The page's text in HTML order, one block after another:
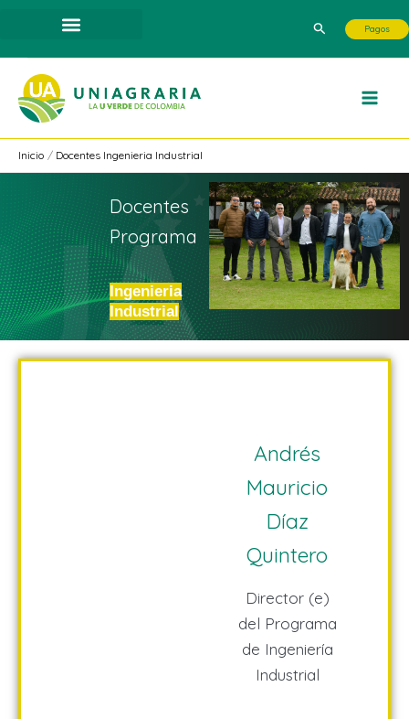
contenido
Buscar Pagos
Inicio Docentes Ingenieria Industrial
Docentes
Programa
Ingenieria
Industrial
Andrés
Mauricio
Díaz
Quintero
Director (e)
del Programa
de Ingeniería
Industrial